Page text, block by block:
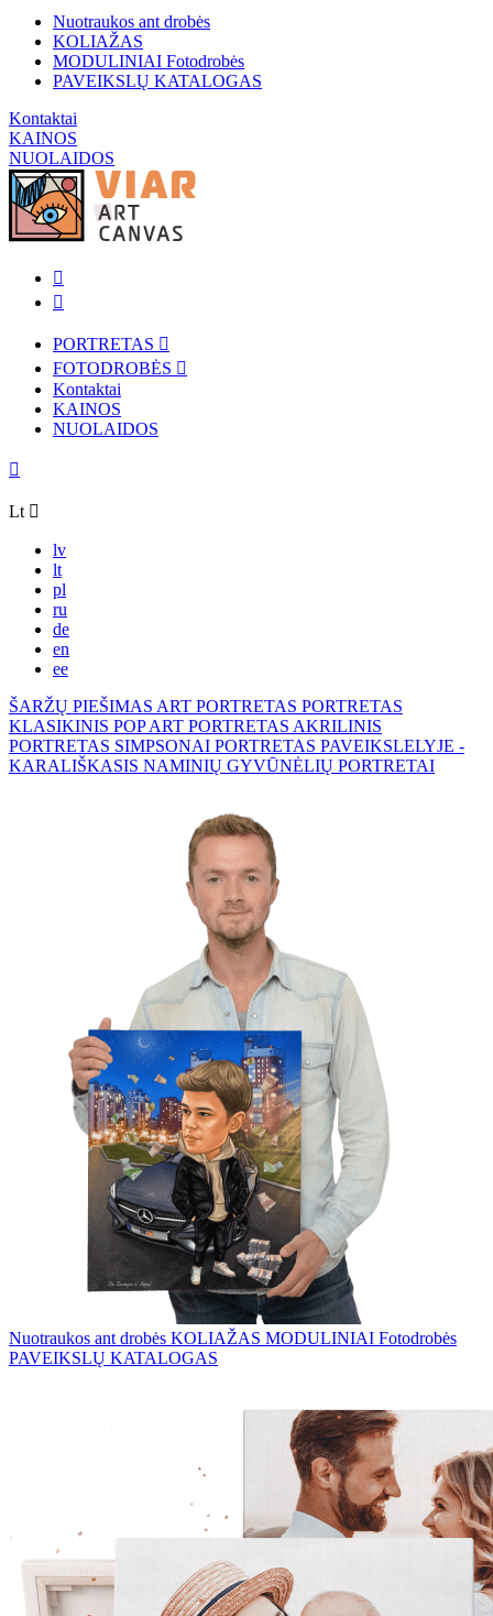
Nuotraukos ant drobės
KOLIAŽAS
MODULINIAI Fotodrobės
PAVEIKSLŲ KATALOGAS
Kontaktai
KAINOS
NUOLAIDOS
PORTRETAS
FOTODROBĖS
Kontaktai
KAINOS
NUOLAIDOS
Lt
lv
lt
pl
ru
de
en
ee
ŠARŽŲ PIEŠIMAS ART PORTRETAS PORTRETAS
KLASIKINIS POP ART PORTRETAS AKRILINIS
PORTRETAS SIMPSONAI PORTRETAS PAVEIKSLELYJE -
KARALIŠKASIS NAMINIŲ GYVŪNĖLIŲ PORTRETAI
Nuotraukos ant drobės KOLIAŽAS MODULINIAI Fotodrobės
PAVEIKSLŲ KATALOGAS